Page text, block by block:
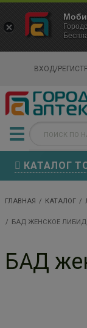
ВХОД/
КАТАЛОГ
ГЛАВНАЯ КАТАЛОГ
БАД ЖЕНСКОЕ
БАД
×
Городская Аптека
- In Google Play